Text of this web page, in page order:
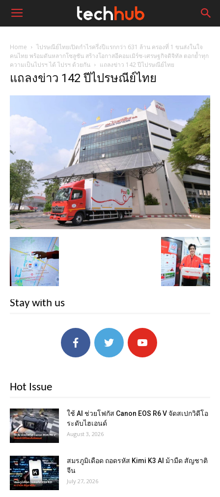
Home
ไปรษณีย์ไทยเปิดกำไรครึ่งปีแรกกว่า 631 ล้าน ครองที่ 1 ขนส่งในใจ
คนไทย พร้อมดันหลากโซลูชัน สร้างโอกาสอีคอมเมิร์ซ-เศรษฐกิจดิจิทัล ตอกย้ำทุก
ความเป็นไปรฯ ได้ ไปรฯ ด้วยกัน
แถลงข่าว 142 ปีไปรษณีย์ไทย
แถลงข่าว 142 ปีไปรษณีย์ไทย
Stay with us
Hot Issue
ใช้ AI ช่วยโฟกัส Canon EOS R6 V จัดสเปกวิดีโอ
ระดับไฮเอนด์
August 3, 2026
สมรภูมิเดือด ถอดรหัส Kimi K3 AI ม้ามืด สัญชาติ
จีน
July 27, 2026